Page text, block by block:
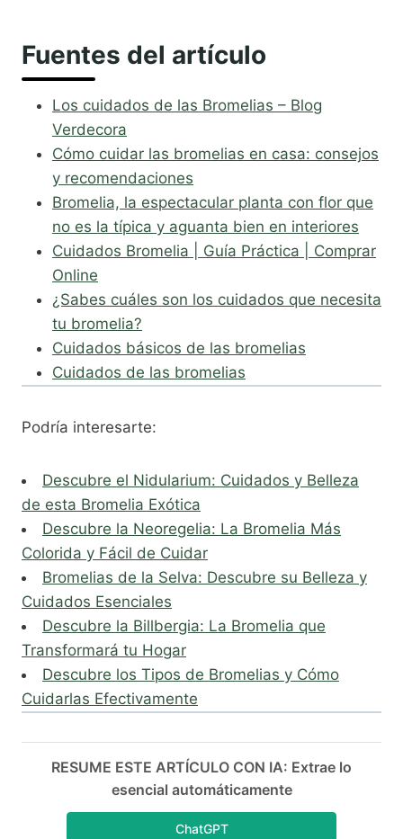
Fuentes del artículo
Los cuidados de las Bromelias – Blog
Verdecora
Cómo cuidar las bromelias en casa: consejos
y recomendaciones
Bromelia, la espectacular planta con flor que
no es la típica y aguanta bien en interiores
Cuidados Bromelia | Guía Práctica | Comprar
Online
¿Sabes cuáles son los cuidados que necesita
tu bromelia?
Cuidados básicos de las bromelias
Cuidados de las bromelias
Podría interesarte:
Descubre el Nidularium: Cuidados y Belleza
de esta Bromelia Exótica
Descubre la Neoregelia: La Bromelia Más
Colorida y Fácil de Cuidar
Bromelias de la Selva: Descubre su Belleza y
Cuidados Esenciales
Descubre la Billbergia: La Bromelia que
Transformará tu Hogar
Descubre los Tipos de Bromelias y Cómo
Cuidarlas Efectivamente
RESUME ESTE ARTÍCULO CON IA: Extrae lo
esencial automáticamente
ChatGPT